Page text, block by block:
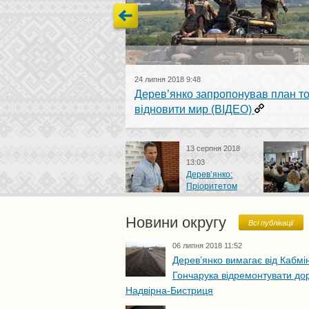
24 липня 2018 9:48
Дерев’янко запропонував план
відновити мир (ВІДЕО)
13 серпня 2018
13:03
Дерев’янко:
Пріоритетом
має бути не якнайшвидший
фахових суддів
вибори
Новини округу Всі публікації
06 липня 2018 11:52
Дерев’янко вимагає від
Гончарука відремонтувати
Надвірна-Бистриця